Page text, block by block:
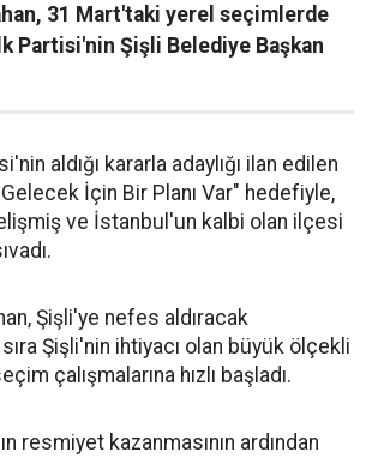
31 Mart'taki yerel seçimlerde
Partisi'nin Şişli Belediye Başkan
aldığı kararla adaylığı ilan edilen
İçin Bir Planı Var" hedefiyle,
ve İstanbul'un kalbi olan ilçesi
Şişli'ye nefes aldıracak
Şişli'nin ihtiyacı olan büyük ölçekli
çalışmalarına hızlı başladı.
resmiyet kazanmasının ardından